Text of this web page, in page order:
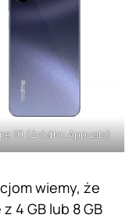
10 (źródło: Appuals)
wiemy, że
4 GB lub 8 GB